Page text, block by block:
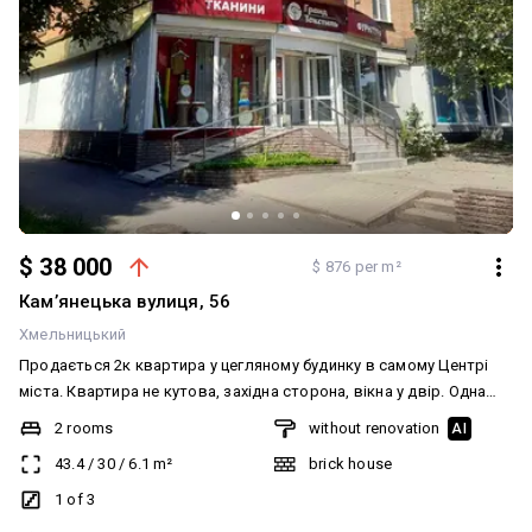
$ 38 000 $ 876 per m²
Камʼянецька вулиця, 56
Хмельницький
Продається 2к квартира у цегляному будинку в самому Центрі
міста. Квартира не кутова, західна сторона, вікна у двір. Одна
кімната прохідна, кухня 6.1м.кв, санвузол суміжний. Квартира в
житловому стані (просто не прибрана). Санвузол облицьований.
Наявні всі лічильники обліку (світло, газ, вода). Меблі та техніка
при потребі залишаються. Поряд біля будинку є сарай.
2 rooms
43.4/30/6.1 m²
1 of 3
without renovation AI
brick house